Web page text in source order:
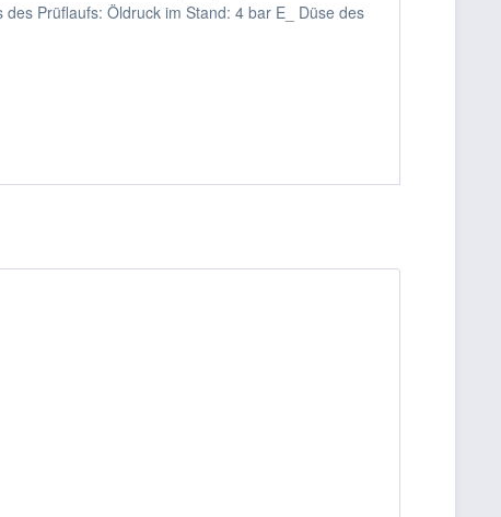
Prüflaufs: Öldruck im Stand: 4 bar E_ Düse des